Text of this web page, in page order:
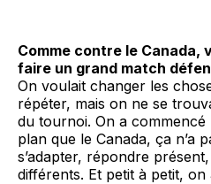
Comme contre le Canada,
faire un grand match
On voulait changer les
répéter, mais on ne se
du tournoi. On a
plan que le Canada, ça n’a
s’adapter, répondre
différents. Et petit à petit, on